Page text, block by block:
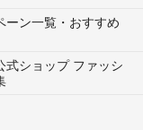
ーン一覧・おすすめ
式ショップ ファッシ